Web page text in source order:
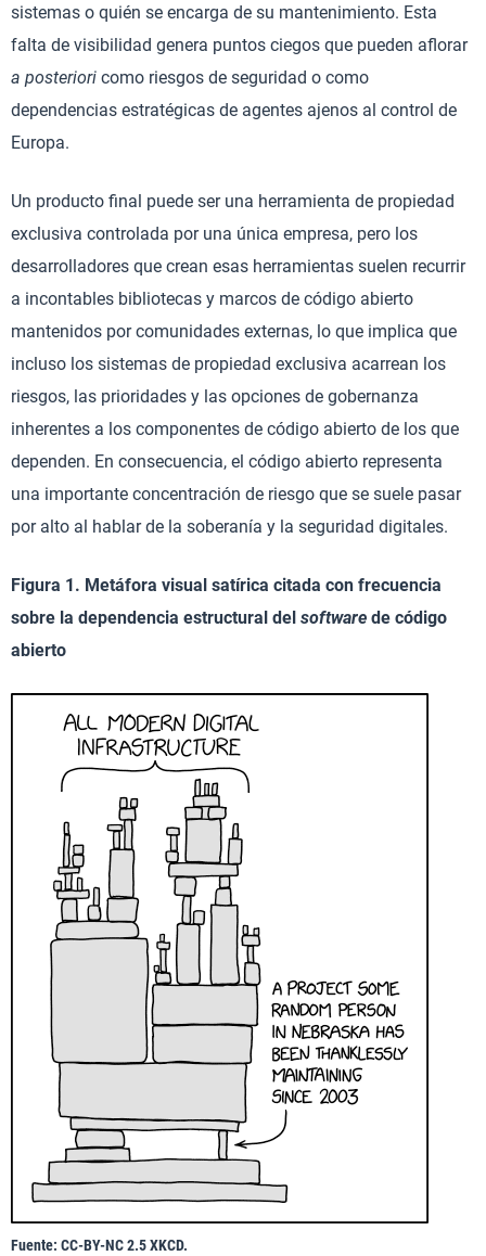
sistemas o quién se encarga de su mantenimiento. Esta
falta de visibilidad genera puntos ciegos que pueden aflorar
a posteriori como riesgos de seguridad o como
dependencias estratégicas de agentes ajenos al control de
Europa.
Un producto final puede ser una herramienta de propiedad
exclusiva controlada por una única empresa, pero los
desarrolladores que crean esas herramientas suelen recurrir
a incontables bibliotecas y marcos de código abierto
mantenidos por comunidades externas, lo que implica que
incluso los sistemas de propiedad exclusiva acarrean los
riesgos, las prioridades y las opciones de gobernanza
inherentes a los componentes de código abierto de los que
dependen. En consecuencia, el código abierto representa
una importante concentración de riesgo que se suele pasar
por alto al hablar de la soberanía y la seguridad digitales.
Figura 1. Metáfora visual satírica citada con frecuencia
sobre la dependencia estructural del software de código
abierto
Fuente: CC-BY-NC 2.5 XKCD.